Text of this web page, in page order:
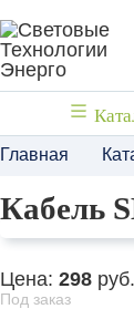
Главная
Кабель
Цена: 298 руб.
Под заказ